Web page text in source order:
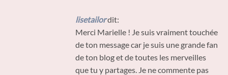
lisetailordit:
Merci Marielle ! Je suis vraiment touchée
de ton message car je suis une grande fan
de ton blog et de toutes les merveilles
que tu y partages. Je ne commente pas